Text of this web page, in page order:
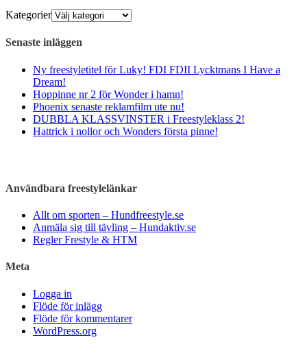
Kategorier
Senaste inläggen
Ny freestyletitel för Luky! FDI FDII Lycktmans I Have a
Dream!
Hoppinne nr 2 för Wonder i hamn!
Phoenix senaste reklamfilm ute nu!
DUBBLA KLASSVINSTER i Freestyleklass 2!
Hattrick i nollor och Wonders första pinne!
Användbara freestylelänkar
Allt om sporten – Hundfreestyle.se
Anmäla sig till tävling – Hundaktiv.se
Regler Frestyle & HTM
Meta
Logga in
Flöde för inlägg
Flöde för kommentarer
WordPress.org